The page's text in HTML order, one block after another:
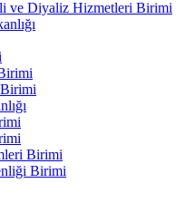
ve Diyaliz Hizmetleri Birimi
Birimi
Birimi